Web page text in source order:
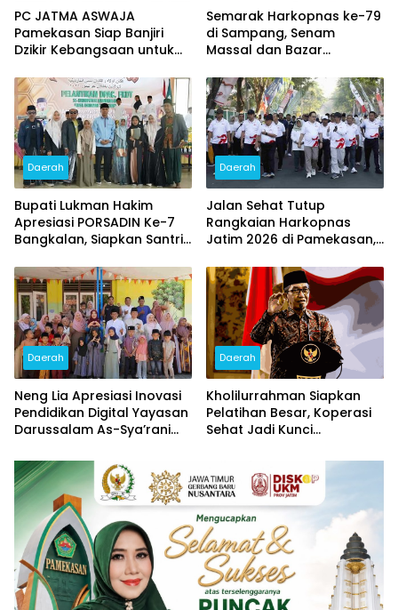
PC JATMA ASWAJA
Pamekasan Siap Banjiri
Dzikir Kebangsaan untuk
Semarak Harkopnas ke-79
di Sampang, Senam
Massal dan Bazar
Warga
Daerah
Bupati Lukman Hakim
Apresiasi PORSADIN Ke-7
Bangkalan, Siapkan Santri
Provinsi dan Nasional
Daerah
Jalan Sehat Tutup
Rangkaian Harkopnas
Jatim 2026 di Pamekasan,
Banjir Doorprize
Daerah
Neng Lia Apresiasi Inovasi
Pendidikan Digital Yayasan
Darussalam As-Sya’rani
Daerah
Kholilurrahman Siapkan
Pelatihan Besar, Koperasi
Sehat Jadi Kunci